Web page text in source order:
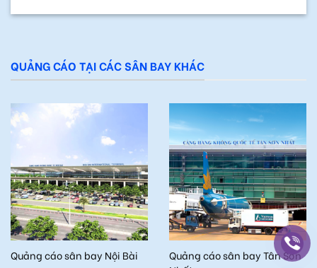
QUẢNG CÁO TẠI CÁC SÂN BAY KHÁC
Quảng cáo sân bay Nội Bài
Quảng cáo sân bay Tân Sơn